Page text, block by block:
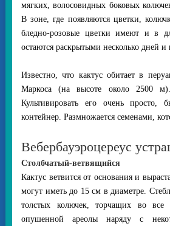
мягких, волосовидных боковых
В зоне, где появляются цветки,
бледно-розовые цветки имеют и в
остаются раскрытыми несколько дней и
Известно, что кактус обитает в
Маркоса (на высоте около 2500
Культивировать его очень
контейнер. Размножается семенами,
Вебербауэроцереус
Столбчатый-ветвящийся
Кактус ветвится от основания и
могут иметь до 15 см в диаметре.
толстых колючек, торчащих во
опушенной ареолы наряду с